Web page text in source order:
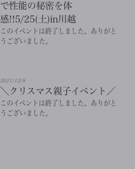
で性能の秘密を体
感!!5/25(土)in川越
このイベントは終了しました。ありがと
うございました。
2021/12/8
＼クリスマス親子イベント／
このイベントは終了しました。ありがと
うございました。